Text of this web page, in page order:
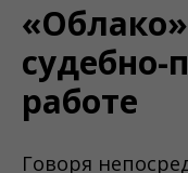
судебно-
работе
Говоря